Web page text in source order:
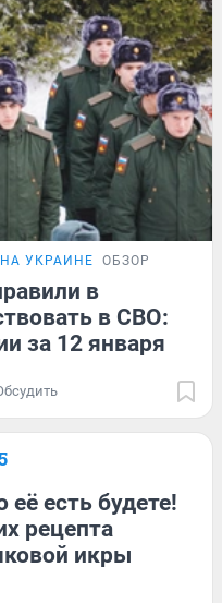
УКРАИНЕ ОБЗОР
в
в СВО:
за 12 января
есть будете!
рецепта
икры